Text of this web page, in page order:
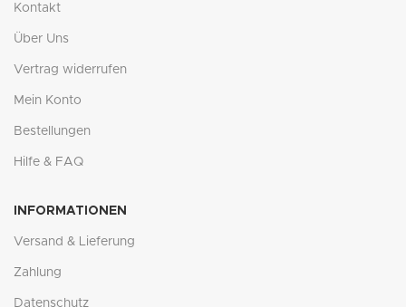
Kontakt
Über Uns
Vertrag widerrufen
Mein Konto
Bestellungen
Hilfe & FAQ
INFORMATIONEN
Versand & Lieferung
Zahlung
Datenschutz